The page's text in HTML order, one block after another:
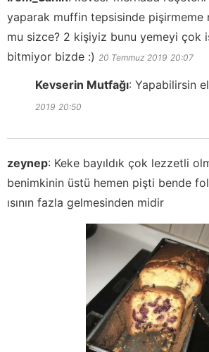
yaparak muffin tepsisinde pişirmeme
mu sizce? 2 kişiyiz bunu yemeyi çok
bitmiyor bizde :) 20 Temmuz 2019 20:07
Kevserin Mutfağı: Yapabilirsin
2019 20:50
zeynep: Keke bayıldık çok lezzetli
benimkinin üstü hemen pişti bende
ısının fazla gelmesinden midir